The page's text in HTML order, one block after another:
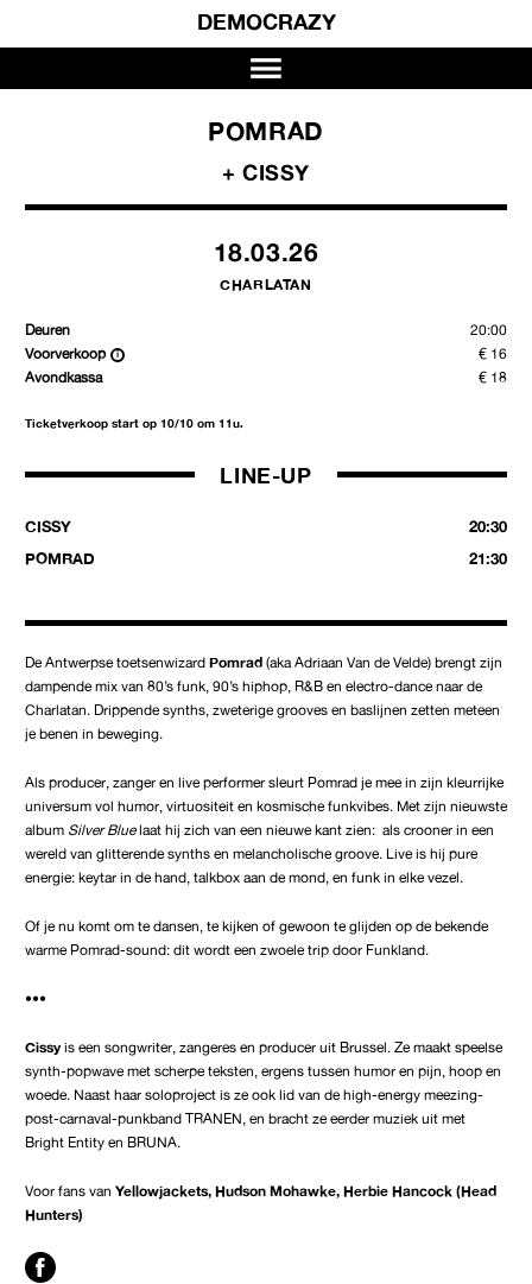
DEMOCRAZY
De Antwerpse toetsenwizard Pomrad (aka Adriaan Van de Velde) brengt zijn
dampende mix van 80’s funk, 90’s hiphop, R&B en electro-dance naar de
Charlatan. Drippende synths, zweterige grooves en baslijnen zetten meteen
je benen in beweging.
Als producer, zanger en live performer sleurt Pomrad je mee in zijn kleurrijke
universum vol humor, virtuositeit en kosmische funkvibes. Met zijn nieuwste
album Silver Bluelaat hij zich van een nieuwe kant zien: als crooner in een
wereld van glitterende synths en melancholische groove. Live is hij pure
energie: keytar in de hand, talkbox aan de mond, en funk in elke vezel.
Of je nu komt om te dansen, te kijken of gewoon te glijden op de bekende
warme Pomrad-sound: dit wordt een zwoele trip door Funkland.
•••
Cissy is een songwriter, zangeres en producer uit Brussel. Ze maakt speelse
synth-popwave met scherpe teksten, ergens tussen humor en pijn, hoop en
woede. Naast haar soloproject is ze ook lid van de high-energy meezing-
post-carnaval-punkband TRANEN, en bracht ze eerder muziek uit met
Bright Entity en BRUNA.
Voor fans van Yellowjackets, Hudson Mohawke, Herbie Hancock (Head
Hunters)
POMRAD
+ CISSY
18.03.26
CHARLATAN
Deuren
20:00
Voorverkoop
€ 16
Avondkassa
€ 18
Ticketverkoop start op 10/10 om 11u.
LINE-UP
CISSY
20:30
POMRAD
21:30